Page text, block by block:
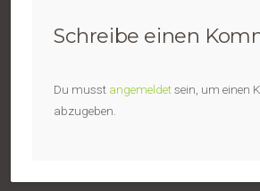
Schreibe einen
Du musst angemeldetsein, um einen
abzugeben.